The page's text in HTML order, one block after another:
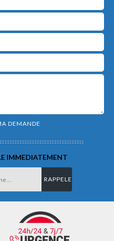
IMMEDIATEMENT